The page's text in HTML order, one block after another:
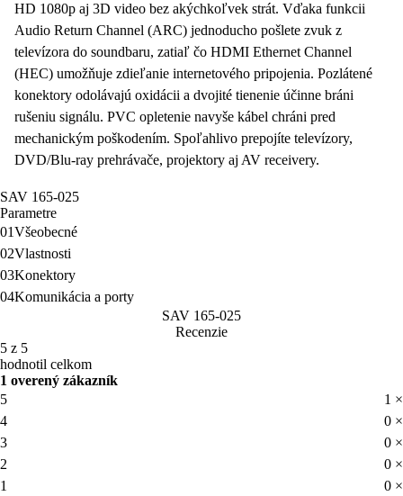
HD 1080p aj 3D video bez akýchkoľvek strát. Vďaka funkcii
Audio Return Channel (ARC) jednoducho pošlete zvuk z
televízora do soundbaru, zatiaľ čo HDMI Ethernet Channel
(HEC) umožňuje zdieľanie internetového pripojenia. Pozlátené
konektory odolávajú oxidácii a dvojité tienenie účinne bráni
rušeniu signálu. PVC opletenie navyše kábel chráni pred
mechanickým poškodením. Spoľahlivo prepojíte televízory,
DVD/Blu-ray prehrávače, projektory aj AV receivery.
SAV 165-025
Parametre
01Všeobecné
02Vlastnosti
03Konektory
04Komunikácia a porty
SAV 165-025
Recenzie
5 z 5
hodnotil celkom
1 overený zákazník
5
1 ×
4
0 ×
3
0 ×
2
0 ×
1
0 ×